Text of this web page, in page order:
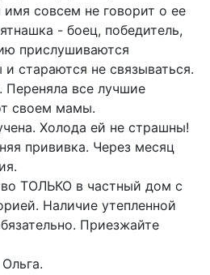
совсем не говорит о ее
- боец, победитель,
прислушиваются
и стараются не связываться.
. Переняла все лучшие
своем мамы.
Холода ей не страшны!
прививка. Через месяц
ТОЛЬКО в частный дом с
Наличие утепленной
Приезжайте